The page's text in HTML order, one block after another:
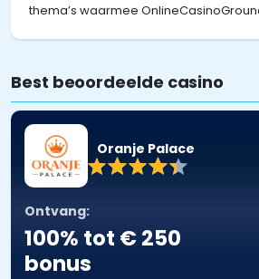
thema’s waarmee
Best beoordeelde casino
Oranje Palace
Ontvang:
100% tot € 250
bonus